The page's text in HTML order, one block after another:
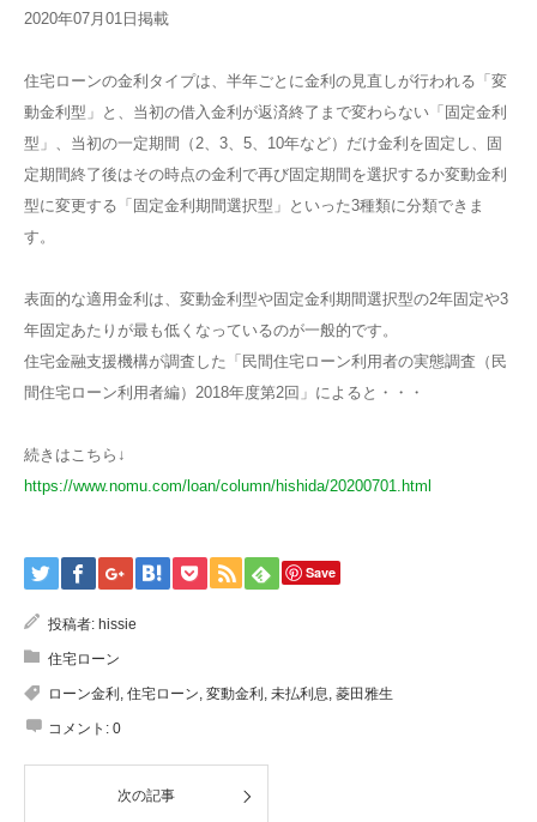
2020年07月01日掲載
住宅ローンの金利タイプは、半年ごとに金利の見直しが行われる「変
動金利型」と、当初の借入金利が返済終了まで変わらない「固定金利
型」、当初の一定期間（2、3、5、10年など）だけ金利を固定し、固
定期間終了後はその時点の金利で再び固定期間を選択するか変動金利
型に変更する「固定金利期間選択型」といった3種類に分類できま
す。
表面的な適用金利は、変動金利型や固定金利期間選択型の2年固定や3
年固定あたりが最も低くなっているのが一般的です。
住宅金融支援機構が調査した「民間住宅ローン利用者の実態調査（民
間住宅ローン利用者編）2018年度第2回」によると・・・
続きはこちら↓
https://www.nomu.com/loan/column/hishida/20200701.html
Save
投稿者: hissie
住宅ローン
ローン金利 住宅ローン 変動金利 未払利息 菱田雅生
コメント: 0
次の記事